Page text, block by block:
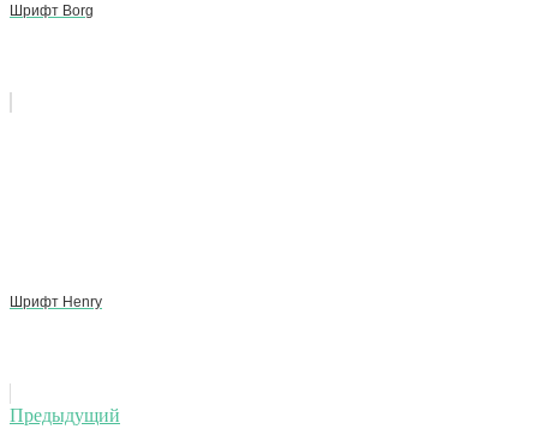
Шрифт Borg
Шрифт Henry
Навигация
Предыдущий